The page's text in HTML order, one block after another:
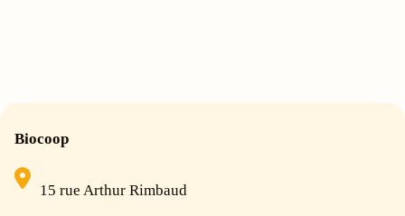
Biocoop
15 rue Arthur Rimbaud